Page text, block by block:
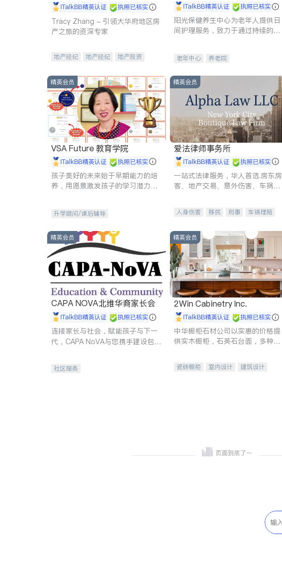
iTalkBB精英认证 执照已核实
Tracy Zhang - 引领大华府地区房
产之旅的资深专家
地产经纪 地产经纪
地产投资
iTalkBB精英认证 执照已核实
阳光保健养生中心为老年人提供日
间护理服务，致力于通过持续的护
老年中心 养老院
精英会员
VSA Future 教育学院
iTalkBB精英认证 执照已核实
孩子美好的未来始于早期能力的培
养，用愿景激发孩子的学习潜力和
升学顾问/课后辅导
精英会员
爱法律师事务所
iTalkBB精英认证 执照已核实
一站式法律服务，华人首选.房东房
客、地产交易、意外伤害、车祸重
人身伤害 移民 刑事
车祸理赔
商标注册
索赔 律师-其它 保释
精英会员
CAPA NOVA北维华裔家长会
iTalkBB精英认证 执照已核实
连接家长与社会，赋能孩子与下一
代，CAPA NoVA与您携手建设包
社区服务
精英会员
2Win Cabinetry Inc.
iTalkBB精英认证 执照已核实
中华橱柜石材公司以实惠的价格提
供实木橱柜，石英石台面，多种优
机。品质厨房，家的选择。
瓷砖橱柜 室内设计
建筑设计